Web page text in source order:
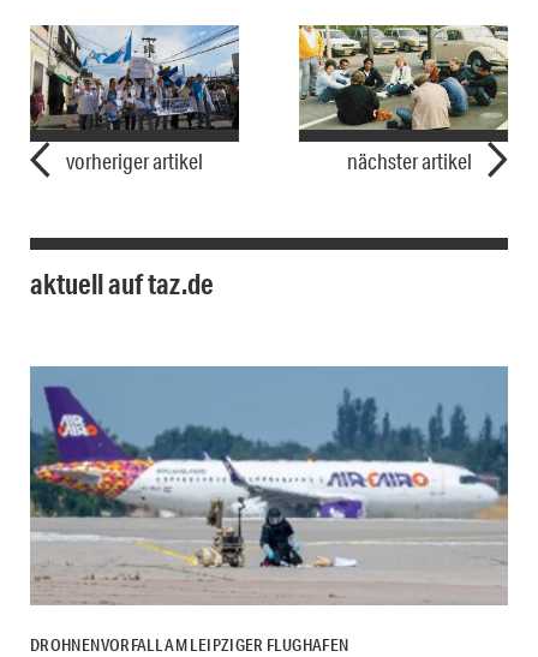
vorheriger artikel nächster artikel
aktuell auf taz.de
DROHNENVORFALL AM LEIPZIGER FLUGHAFEN